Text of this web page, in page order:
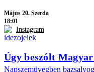
Május 20. Szerda
18:01
Instagram
Úgy beszólt
Napszemüvegben